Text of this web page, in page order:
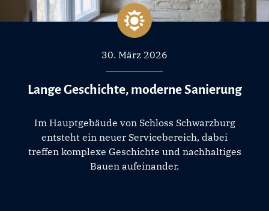
30. März 2026
Lange Geschichte, moderne Sanierung
Im Hauptgebäude von Schloss Schwarzburg
entsteht ein neuer Servicebereich, dabei
treffen komplexe Geschichte und nachhaltiges
Bauen aufeinander.